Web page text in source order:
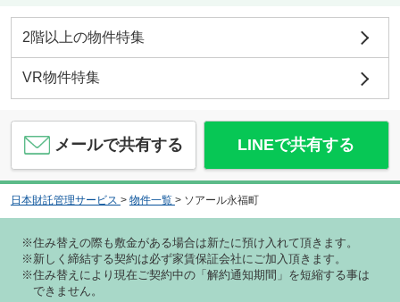
2階以上の物件特集
VR物件特集
メールで共有する LINEで共有する
日本財託管理サービス > 物件一覧 > ソアール永福町
※住み替えの際も敷金がある場合は新たに預け入れて頂きます。
※新しく締結する契約は必ず家賃保証会社にご加入頂きます。
※住み替えにより現在ご契約中の「解約通知期間」を短縮する事は
できません。